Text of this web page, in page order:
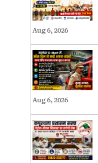
Aug 6, 2026
Aug 6, 2026